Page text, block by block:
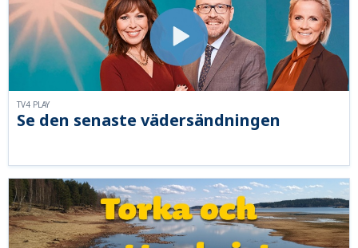
Se den senaste vädersändningen
TV4 PLAY